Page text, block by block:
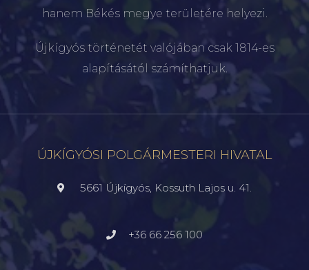
hanem Békés megye területére helyezi.
Újkígyós történetét valójában csak 1814-es
alapításától számíthatjuk.
ÚJKÍGYÓSI POLGÁRMESTERI HIVATAL
5661 Újkígyós, Kossuth Lajos u. 41.
+36 66 256 100